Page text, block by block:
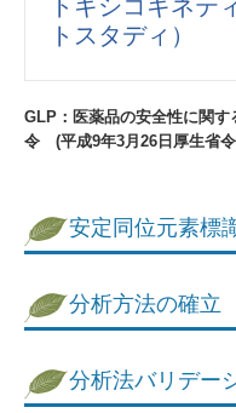
業務提携先
総合創薬支援サービス
信頼性保証体制
施設・使用機器
会社案内
トキシコキネテ
トスタディ）
GLP：医薬品の安全性に関
令 (平成9年3月26日厚生省
安定同位元素標
分析方法の確立
分析法バリデー